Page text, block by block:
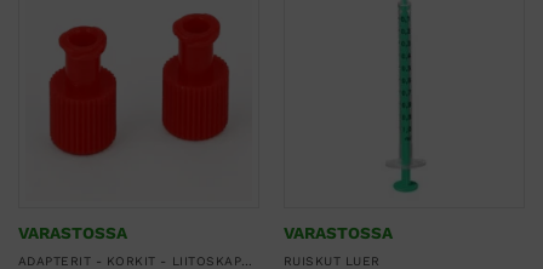
VARASTOSSA VARASTOSSA
RUISKUT LUER